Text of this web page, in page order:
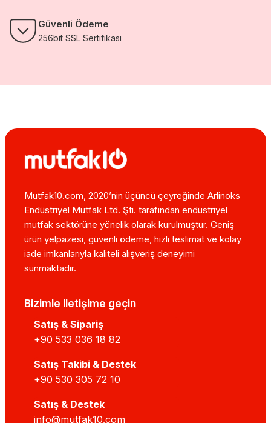
Güvenli Ödeme
256bit SSL Sertifikası
Mutfak10.com, 2020’nin üçüncü çeyreğinde Arlinoks
Endüstriyel Mutfak Ltd. Şti. tarafından endüstriyel
mutfak sektörüne yönelik olarak kurulmuştur. Geniş
ürün yelpazesi, güvenli ödeme, hızlı teslimat ve kolay
iade imkanlarıyla kaliteli alışveriş deneyimi
sunmaktadır.
Bizimle iletişime geçin
Satış & Sipariş
+90 533 036 18 82
Satış Takibi & Destek
+90 530 305 72 10
Satış & Destek
info@mutfak10.com